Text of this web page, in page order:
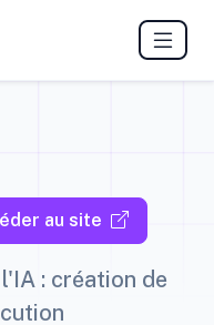
au site
: création de